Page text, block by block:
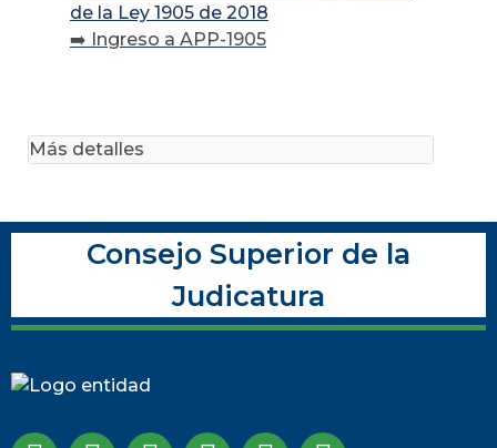
de la Ley 1905 de 2018
➡️ Ingreso a APP-1905
Más detalles
Consejo Superior de la
Judicatura